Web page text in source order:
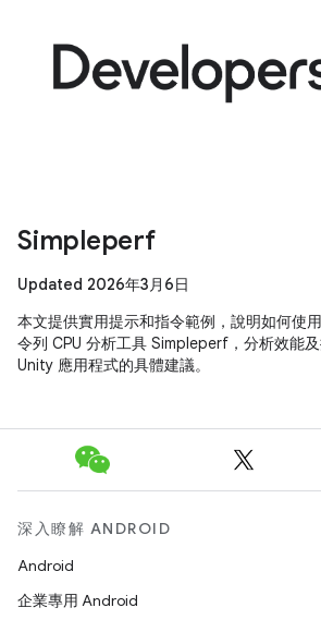
Simpleperf
Updated 2026年3月6日
本文提供實用提示和指令範例，說明如何使
令列 CPU 分析工具 Simpleperf，分析效能
Unity 應用程式的具體建議。
深入瞭解 ANDROID
Android
企業專用 Android